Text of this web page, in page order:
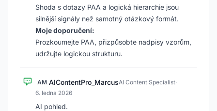
Shoda s dotazy PAA a logická hierarchie jsou
silnější signály než samotný otázkový formát.
Moje doporučení:
Prozkoumejte PAA, přizpůsobte nadpisy vzorům,
udržujte logickou strukturu.
AM AIContentPro_MarcusAI Content Specialist·
6. ledna 2026
AI pohled.